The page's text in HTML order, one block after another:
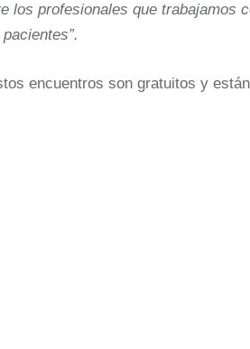
los profesionales que trabajamos
encuentros son gratuitos y